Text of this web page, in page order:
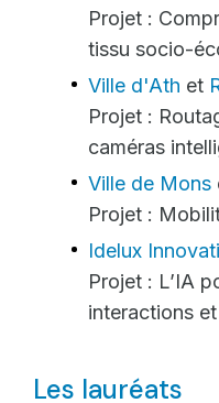
Projet :
tissu socio-
Ville d'Ath et
Projet :
caméras
Ville de Mons
Projet :
Idelux
Projet : L’IA
interactions
Les lauréats